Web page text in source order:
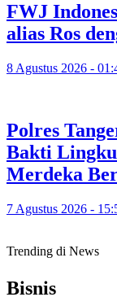
FWJ
alias Ros
8 Agustus 2026 -
Polres
Bakti
Merdeka
7 Agustus 2026 -
Trending di News
Bisnis